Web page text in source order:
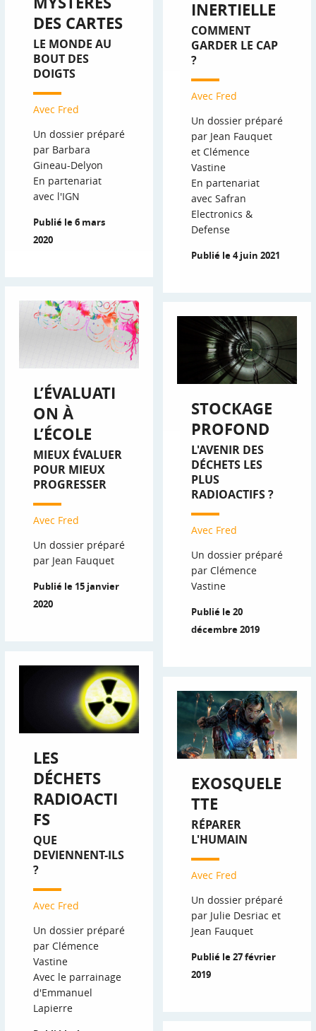
INERTIELLE
COMMENT
GARDER LE CAP
?
Avec Fred
Un dossier préparé
par Jean Fauquet
et Clémence
Vastine
En partenariat
avec Safran
Electronics &
Defense
Publié le 4 juin 2021
DES CARTES
LE MONDE AU
BOUT DES
DOIGTS
Avec Fred
Un dossier préparé
par Barbara
Gineau-Delyon
En partenariat
avec l'IGN
Publié le 6 mars
2020
L’ÉVALUATI
ON À
L’ÉCOLE
MIEUX ÉVALUER
POUR MIEUX
PROGRESSER
Avec Fred
Un dossier préparé
par Jean Fauquet
Publié le 15 janvier
2020
STOCKAGE
PROFOND
L'AVENIR DES
DÉCHETS LES
PLUS
RADIOACTIFS ?
Avec Fred
Un dossier préparé
par Clémence
Vastine
Publié le 20
décembre 2019
LES
DÉCHETS
RADIOACTI
FS
QUE
DEVIENNENT-ILS
?
Avec Fred
Un dossier préparé
par Clémence
Vastine
Avec le parrainage
d'Emmanuel
Lapierre
EXOSQUELE
TTE
RÉPARER
L'HUMAIN
Avec Fred
Un dossier préparé
par Julie Desriac et
Jean Fauquet
Publié le 27 février
2019